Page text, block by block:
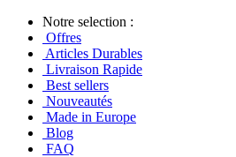
Notre selection :
Offres
Articles Durables
Livraison Rapide
Best sellers
Nouveautés
Made in Europe
Blog
FAQ